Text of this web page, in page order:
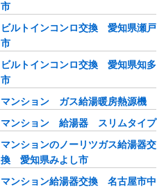
市
ビルトインコンロ交換 愛知県瀬戸
市
ビルトインコンロ交換 愛知県知多
市
マンション ガス給湯暖房熱源機
マンション 給湯器 スリムタイプ
マンションのノーリツガス給湯器交
換 愛知県みよし市
マンション給湯器交換 名古屋市中